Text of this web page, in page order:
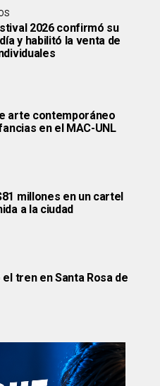
2026 confirmó su
y habilitó la venta de
arte contemporáneo
en el MAC-UNL
millones en un cartel
a la ciudad
tren en Santa Rosa de